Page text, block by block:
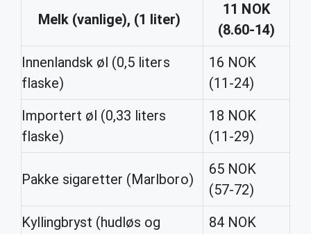
Melk (vanlige), (1 liter)
11 NOK
(8.60-14)
Innenlandsk øl (0,5 liters
flaske)
16 NOK
(11-24)
Importert øl (0,33 liters
flaske)
18 NOK
(11-29)
Pakke sigaretter (Marlboro)
65 NOK
(57-72)
Kyllingbryst (hudløs og
84 NOK